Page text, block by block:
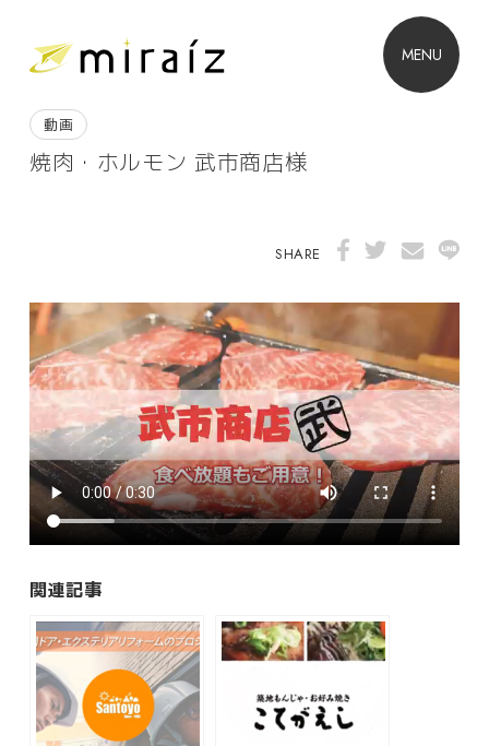
MENU
動画
焼肉・ホルモン 武市商店様
SHARE
関連記事